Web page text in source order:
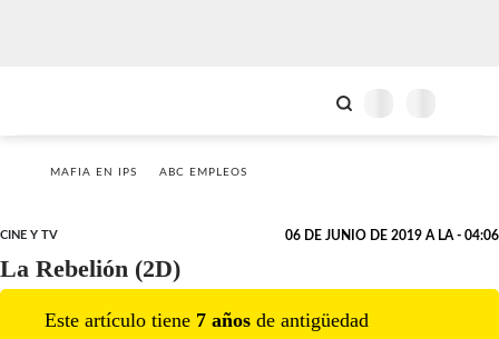
MAFIA EN IPS ABC EMPLEOS
CINE Y TV 06 DE JUNIO DE 2019 A LA - 04:06
La Rebelión (2D)
Este artículo tiene 7 años de antigüedad